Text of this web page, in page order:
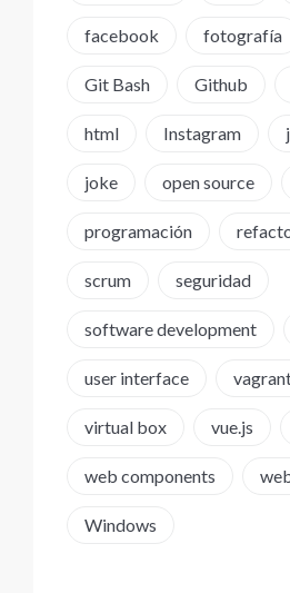
facebook fotografía
Git Bash Github
html Instagram
joke open source
programación
scrum seguridad
software development
user interface
virtual box vue.js
web components
Windows